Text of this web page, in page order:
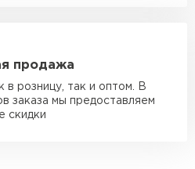
продажа
в розницу, так и оптом. В
заказа мы предоставляем
скидки